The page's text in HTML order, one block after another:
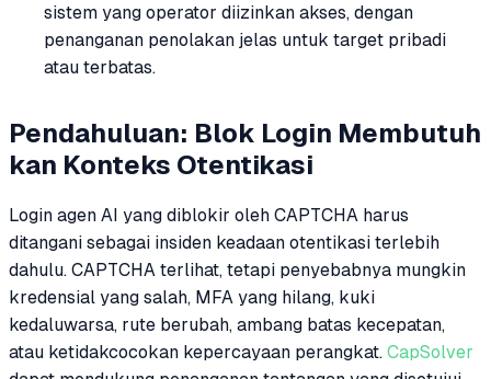
sistem yang operator diizinkan akses, dengan
penanganan penolakan jelas untuk target pribadi
atau terbatas.
Pendahuluan: Blok Login Membutuh
kan Konteks Otentikasi
Login agen AI yang diblokir oleh CAPTCHA harus
ditangani sebagai insiden keadaan otentikasi terlebih
dahulu. CAPTCHA terlihat, tetapi penyebabnya mungkin
kredensial yang salah, MFA yang hilang, kuki
kedaluwarsa, rute berubah, ambang batas kecepatan,
atau ketidakcocokan kepercayaan perangkat. CapSolver